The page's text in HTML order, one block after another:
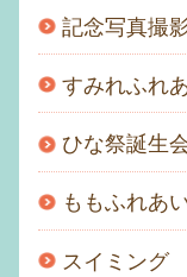
記念写真撮
すみれふれ
ひな祭誕生
ももふれあ
スイミング